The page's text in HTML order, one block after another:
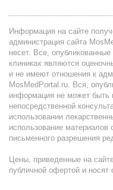
Информация на сайте
администрация сайта
несет. Все,
клиниках являются
и не имеют отношения к
MosMedPortal.ru. Вся,
информация не может быть
непосредственной
использовании
использование материалов
письменного разрешения
Цены, приведенные на
публичной офертой и носят